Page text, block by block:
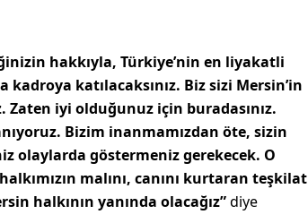
hakkıyla, Türkiye’nin en liyakatli
katılacaksınız. Biz sizi Mersin’in
Zaten iyi olduğunuz için buradasınız.
Bizim inanmamızdan öte, sizin
olaylarda göstermeniz gerekecek. O
malını, canını kurtaran teşkilat
halkının yanında olacağız”diye